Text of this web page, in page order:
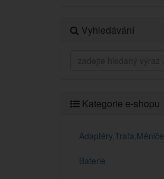
Vyhledávání
Kategorie e-shopu
Adaptéry,Trafa,Měniče
Baterie